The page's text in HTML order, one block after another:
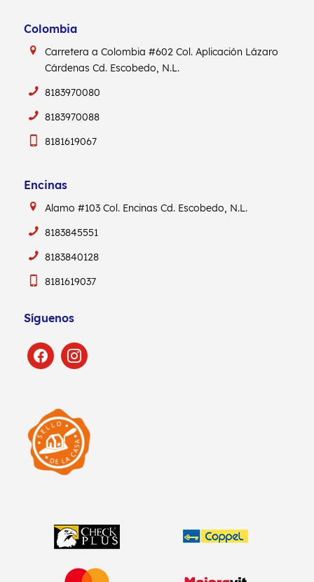
Colombia
Carretera a Colombia #602Col. Aplicación Lázaro
CárdenasCd. Escobedo, N.L.
8183970080
8183970088
8181619067
Encinas
Alamo #103Col. EncinasCd. Escobedo, N.L.
8183845551
8183840128
8181619037
Síguenos